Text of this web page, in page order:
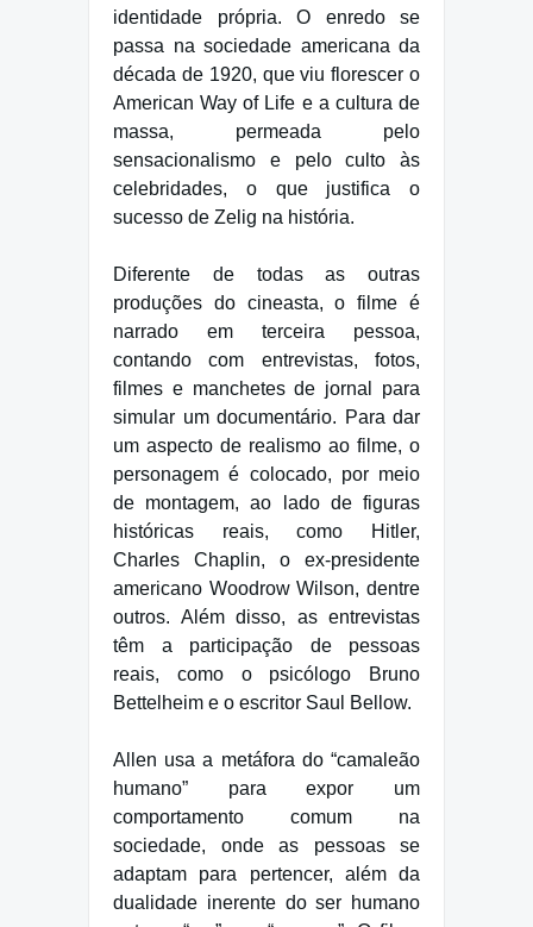
identidade própria. O enredo se
passa na sociedade americana da
década de 1920, que viu florescer o
American Way of Life e a cultura de
massa, permeada pelo
sensacionalismo e pelo culto às
celebridades, o que justifica o
sucesso de Zelig na história.
Diferente de todas as outras
produções do cineasta, o filme é
narrado em terceira pessoa,
contando com entrevistas, fotos,
filmes e manchetes de jornal para
simular um documentário. Para dar
um aspecto de realismo ao filme, o
personagem é colocado, por meio
de montagem, ao lado de figuras
históricas reais, como Hitler,
Charles Chaplin, o ex-presidente
americano Woodrow Wilson, dentre
outros. Além disso, as entrevistas
têm a participação de pessoas
reais, como o psicólogo Bruno
Bettelheim e o escritor Saul Bellow.
Allen usa a metáfora do “camaleão
humano” para expor um
comportamento comum na
sociedade, onde as pessoas se
adaptam para pertencer, além da
dualidade inerente do ser humano